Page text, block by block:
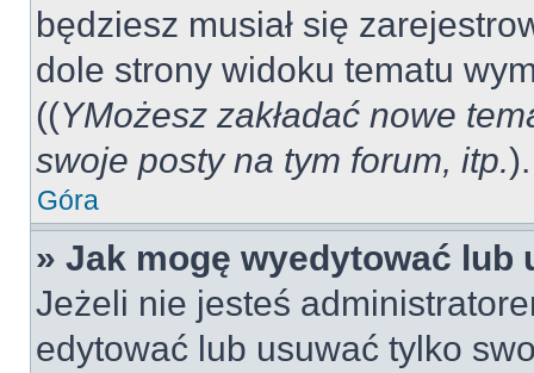
będziesz musiał się
dole strony widoku tematu
((YMożesz zakładać nowe
swoje posty na tym forum, itp.).
Góra
» Jak mogę wyedytować lub
Jeżeli nie jesteś
edytować lub usuwać tylko